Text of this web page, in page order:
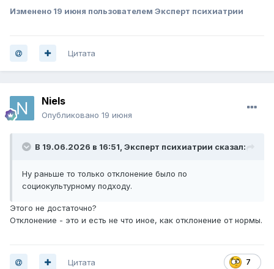
Изменено 19 июня пользователем Эксперт психиатрии
Цитата
Niels
Опубликовано 19 июня
В 19.06.2026 в 16:51, Эксперт психиатрии сказал:
Ну раньше то только отклонение было по
социокультурному подходу.
Этого не достаточно?
Отклонение - это и есть не что иное, как отклонение от нормы.
7
Цитата